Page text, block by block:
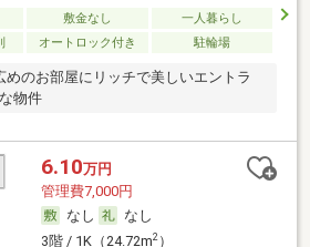
敷金なし
一人暮らし
オートロック付き 駐輪場
のお部屋にリッチで美しいエントラ
物件
6.10万円
管理費7,000円
なし
なし
3階 / 1K（24.72m2）